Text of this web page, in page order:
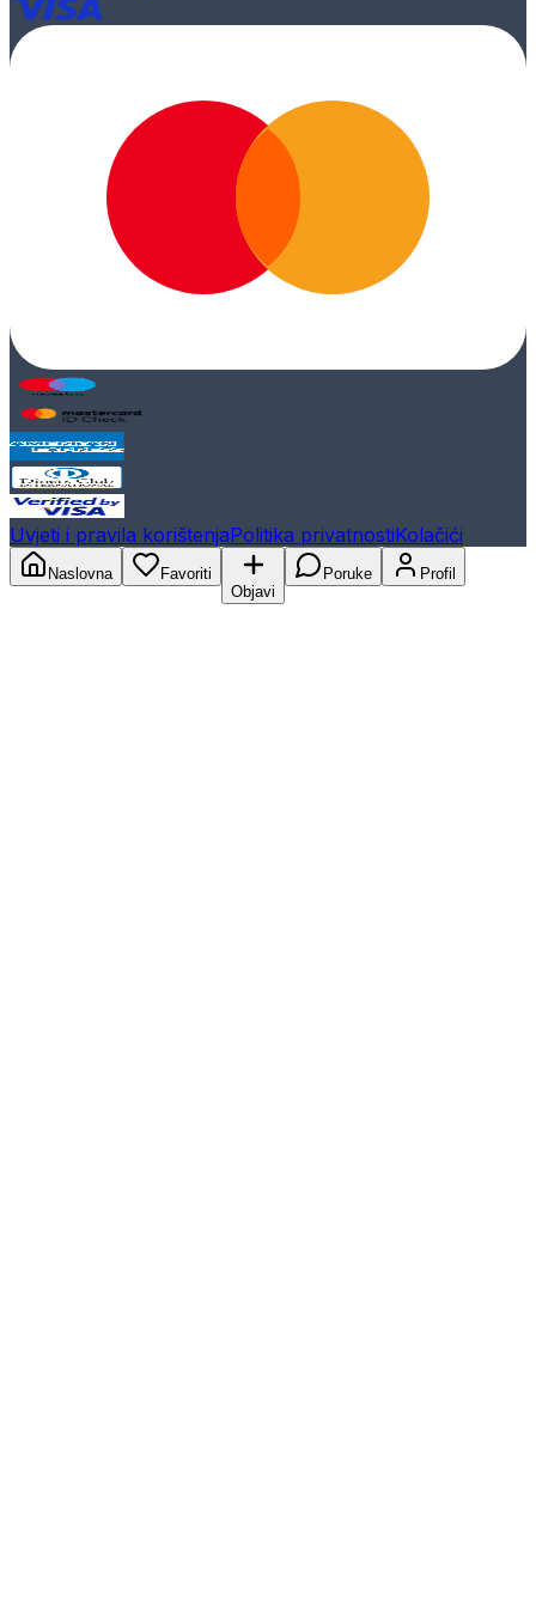
Uvjeti i pravila korištenjaPolitika privatnostiKolačići
Naslovna
Favoriti
Objavi
Poruke Profil